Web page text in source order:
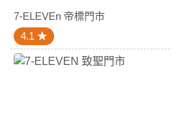
7-ELEVEn 帝標門市
4.1